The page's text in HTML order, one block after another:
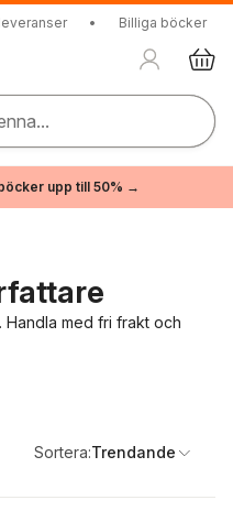
• Billiga böcker
upp till 50% →
med fri frakt och
Sortera:Trendande